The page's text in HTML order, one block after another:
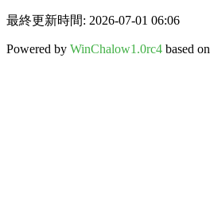
最終更新時間: 2026-07-01 06:06
Powered by WinChalow1.0rc4 based on